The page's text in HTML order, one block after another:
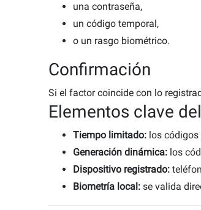
una contraseña,
un código temporal,
o un rasgo biométrico.
Confirmación
Si el factor coincide con lo
Elementos clave
Tiempo limitado: los
Generación dinámica: los
Dispositivo registrado:
Biometría local: se valida